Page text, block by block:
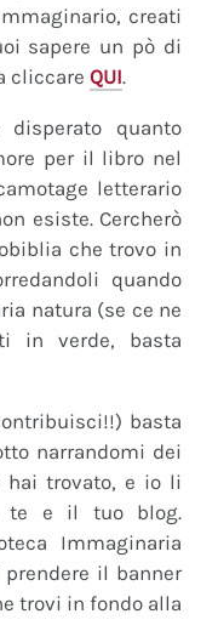
creati
sapere un pò di
cliccare QUI.
quanto
per il libro nel
letterario
esiste. Cercherò
che trovo in
quando
natura (se ce ne
in verde, basta
basta
narrandomi dei
trovato, e io li
te e il tuo blog.
Immaginaria
il banner
trovi in fondo alla